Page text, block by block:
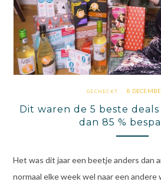
GECHECKT 8
Dit waren de 5 beste
dan 85 %
Het was dit jaar een beetje anders dan
normaal elke week wel naar een andere